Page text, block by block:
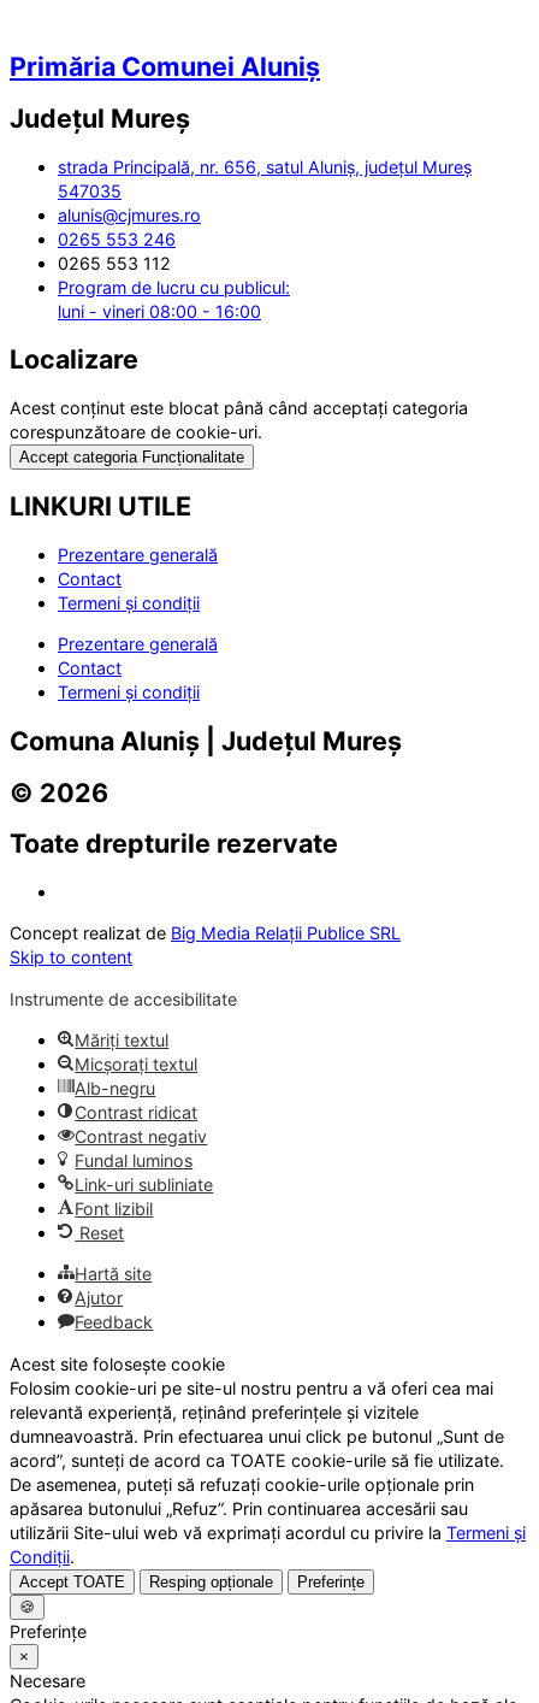
Primăria Comunei Aluniș
Județul Mureș
strada Principală, nr. 656, satul Aluniș, județul Mureș
547035
alunis@cjmures.ro
0265 553 246
0265 553 112
Program de lucru cu publicul:
luni - vineri 08:00 - 16:00
Localizare
Acest conținut este blocat până când acceptați categoria
corespunzătoare de cookie-uri.
Accept categoria Funcționalitate
LINKURI UTILE
Prezentare generală
Contact
Termeni și condiții
Prezentare generală
Contact
Termeni și condiții
Comuna Aluniș | Județul Mureș
© 2026
Toate drepturile rezervate
Concept realizat de Big Media Relații Publice SRL
Skip to content
Instrumente de accesibilitate
Măriți textul
Micșorați textul
Alb-negru
Contrast ridicat
Contrast negativ
Fundal luminos
Link-uri subliniate
Font lizibil
Reset
Hartă site
Ajutor
Feedback
Acest site folosește cookie
Folosim cookie-uri pe site-ul nostru pentru a vă oferi cea mai
relevantă experiență, reținând preferințele și vizitele
dumneavoastră. Prin efectuarea unui click pe butonul „Sunt de
acord”, sunteți de acord ca TOATE cookie-urile să fie utilizate.
De asemenea, puteți să refuzați cookie-urile opționale prin
apăsarea butonului „Refuz”. Prin continuarea accesării sau
utilizării Site-ului web vă exprimați acordul cu privire la Termeni și
Condiții.
Accept TOATE Resping opționale
Preferințe
🍪
Preferințe
×
Necesare